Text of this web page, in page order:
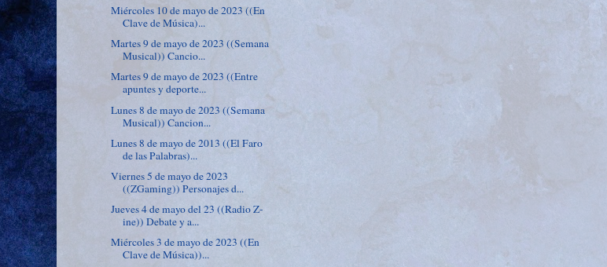
Miércoles 10 de mayo de 2023 ((En
Clave de Música)...
Martes 9 de mayo de 2023 ((Semana
Musical)) Cancio...
Martes 9 de mayo de 2023 ((Entre
apuntes y deporte...
Lunes 8 de mayo de 2023 ((Semana
Musical)) Cancion...
Lunes 8 de mayo de 2013 ((El Faro
de las Palabras)...
Viernes 5 de mayo de 2023
((ZGaming)) Personajes d...
Jueves 4 de mayo del 23 ((Radio Z-
ine)) Debate y a...
Miércoles 3 de mayo de 2023 ((En
Clave de Música))...